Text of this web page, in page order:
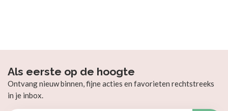
Als eerste op de hoogte
Ontvang nieuw binnen, fijne acties en favorieten rechtstreeks
in je inbox.